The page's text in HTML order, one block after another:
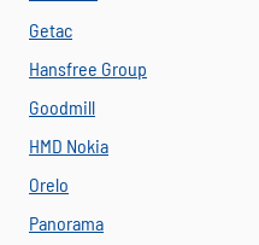
Getac
Hansfree Group
Goodmill
HMD Nokia
Orelo
Panorama